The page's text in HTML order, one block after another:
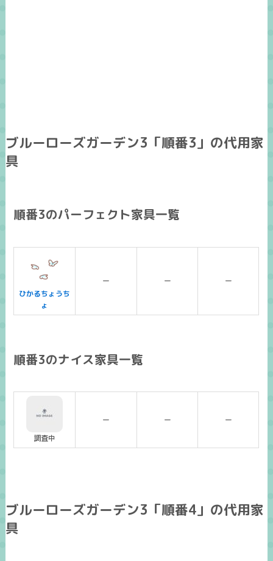
ブルーローズガーデン3「順番3」の代用家
具
順番3のパーフェクト家具一覧
ひかるちょうち
ょ
ー ー ー
順番3のナイス家具一覧
調査中
ー ー ー
ブルーローズガーデン3「順番4」の代用家
具